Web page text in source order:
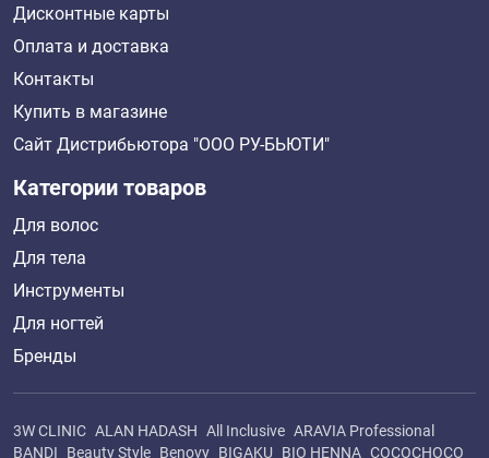
Дисконтные карты
Оплата и доставка
Контакты
Купить в магазине
Сайт Дистрибьютора "ООО РУ-БЬЮТИ"
Категории товаров
Для волос
Для тела
Инструменты
Для ногтей
Бренды
3W CLINIC ALAN HADASH All Inclusive ARAVIA Professional
BANDI
Beauty Style Benovy BIGAKU BIO HENNA COCOCHOCO